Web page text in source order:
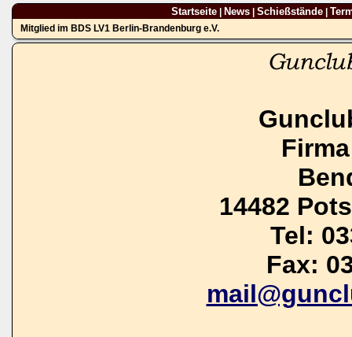
Startseite| News| Schießstände|
Mitglied im BDS LV1 Berlin-Brandenburg e.V.
14482
Tel:
Fax: